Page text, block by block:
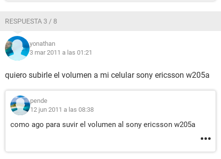
RESPUESTA 3 / 8
yonathan
3 mar 2011 a las 01:21
quiero subirle el volumen a mi celular sony ericsson w205a
pende
12 jun 2011 a las 08:38
como ago para suvir el volumen al sony ericsson w205a